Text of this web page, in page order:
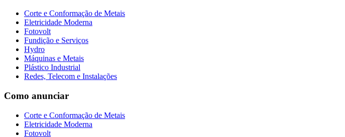
Corte e Conformação de Metais
Eletricidade Moderna
Fotovolt
Fundição e Serviços
Hydro
Máquinas e Metais
Plástico Industrial
Redes, Telecom e Instalações
Como anunciar
Corte e Conformação de Metais
Eletricidade Moderna
Fotovolt